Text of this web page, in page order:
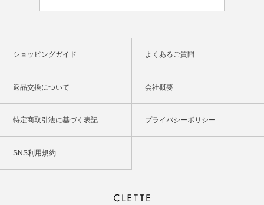
ショッピングガイド よくあるご質問
返品交換について 会社概要
特定商取引法に基づく表記 プライバシーポリシー
SNS利用規約